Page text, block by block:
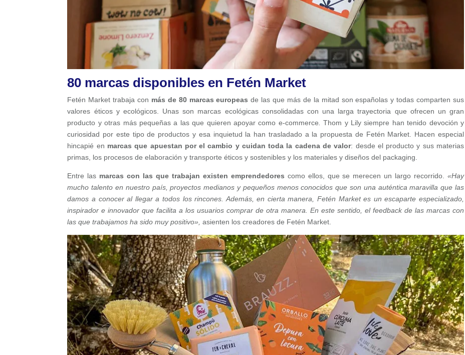
80 marcas disponibles en Fetén Market
Fetén Market trabaja con más de 80 marcas europeas de las que más de la mitad son españolas y todas comparten sus
valores éticos y ecológicos. Unas son marcas ecológicas consolidadas con una larga trayectoria que ofrecen un gran
producto y otras más pequeñas a las que quieren apoyar como e-commerce .Thom y Lily siempre han tenido devoción y
curiosidad por este tipo de productos y esa inquietud la han trasladado a la propuesta de Fetén Market. Hacen especial
hincapié en marcas que apuestan por el cambio y cuidan toda la cadena de valor: desde el producto y sus materias
primas, los procesos de elaboración y transporte éticos y sostenibles y los materiales y diseños del packaging.
Entre las marcas con las que trabajan existen emprendedores como ellos, que se merecen un largo recorrido.«Hay
mucho talento en nuestro país, proyectos medianos y pequeños menos conocidos que son una auténtica maravilla que las
damos a conocer al llegar a todos los rincones. Además, en cierta manera, Fetén Market es un escaparte especializado,
inspirador e innovador que facilita a los usuarios comprar de otra manera. En este sentido, el feedback de las marcas con
las que trabajamos ha sido muy positivo»,asienten los creadores de Fetén Market.